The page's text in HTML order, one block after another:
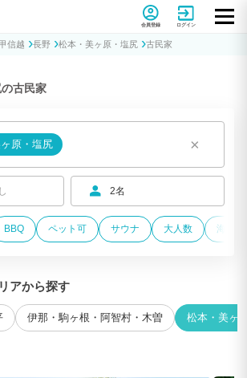
宿泊予約サイトTABILMO(タビルモ)
会員登録 ログイン
信越 長野 松本・美ヶ原・塩尻 古民家
古民家
原・塩尻 ×
2名
BBQ ペット可 サウナ 大人数 海が
アから探す
伊那・駒ヶ根・阿智村・木曽 松本・美ヶ